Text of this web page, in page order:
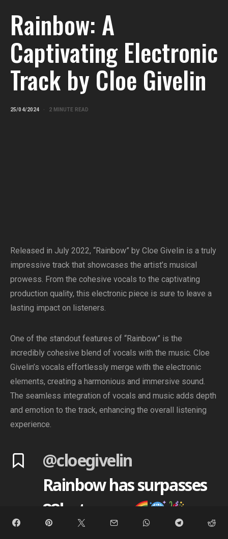
Rainbow: A
Captivating Electronic
Track by Cloe Givelin
25/04/2024 2 MINUTE READ
Released in July 2022, “Rainbow” by Cloe Givelin is a truly
impressive track that showcases the artist’s musical
prowess. From the cohesive vocals to the captivating
production quality, this electronic piece is sure to leave a
lasting impact on listeners.
One of the standout features of “Rainbow” is the
incredibly cohesive blend of vocals with the music. Cloe
Givelin’s vocals effortlessly merge with the electronic
elements, creating a harmonious and immersive sound.
The seamless integration of vocals and music adds depth
and emotion to the track, enhancing the overall listening
experience.
@cloegivelin
Rainbow has surpasses
88k streams